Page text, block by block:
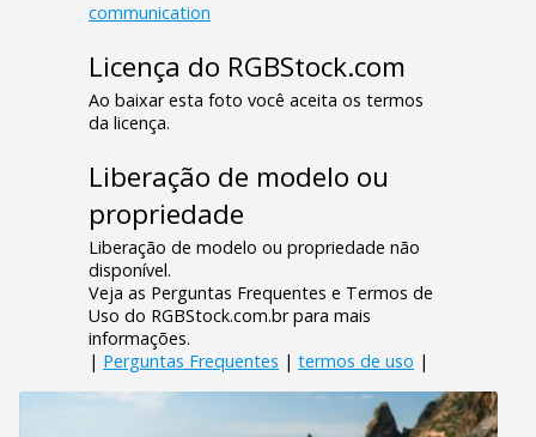
communication
Licença do RGBStock.com
Ao baixar esta foto você aceita os termos
da licença.
Liberação de modelo ou
propriedade
Liberação de modelo ou propriedade não
disponível.
Veja as Perguntas Frequentes e Termos de
Uso do RGBStock.com.br para mais
informações.
| Perguntas Frequentes | termos de uso |